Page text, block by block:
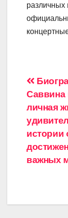
различных
по
Саввина
личная
истории
важных